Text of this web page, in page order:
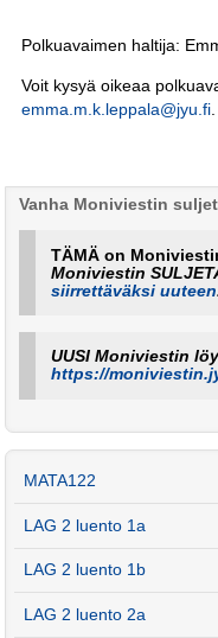
Polkuavaimen haltija:
Voit kysyä oikeaa
emma.m.k.leppala@jyu.fi.
Vanha Moniviestin
TÄMÄ on
Moniviestin
siirrettäväksi uuteen
UUSI Moniviestin
https://
MATA122
LAG 2 luento 1a
LAG 2 luento 1b
LAG 2 luento 2a